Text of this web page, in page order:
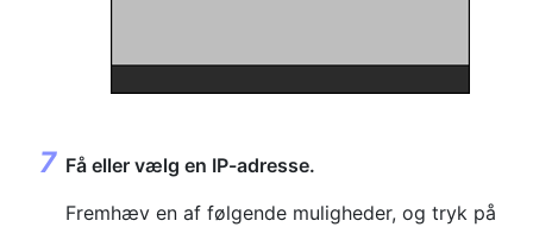
Få eller vælg en IP-adresse.
Fremhæv en af følgende muligheder, og tryk på